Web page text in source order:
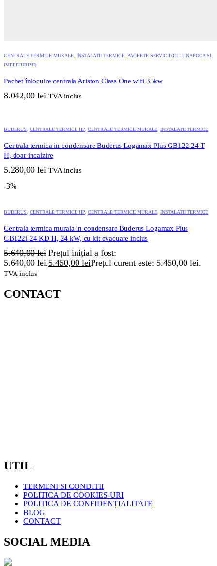
CENTRALE TERMICE MURALE INSTALATII TERMICE PACHETE SERVICII (CLUJ-NAPOCA SI
IMPREJURIMI)
Pachet înlocuire centrala Ariston Class One wifi 35kw
8.042,00 lei TVA inclus
BUDERUS CENTRALE TERMICE HP CENTRALE TERMICE MURALE INSTALATII TERMICE
Centrala termica in condensare Buderus Logamax Plus GB122 24 T
H, doar incalzire
5.280,00 lei TVA inclus
-3%
BUDERUS CENTRALE TERMICE HP CENTRALE TERMICE MURALE INSTALATII TERMICE
Centrala termica murala in condensare Buderus Logamax Plus
GB122i-24 KD H, 24 kW, cu kit evacuare inclus
5.640,00lei Prețul inițial a fost:
5.640,00 lei.5.450,00 leiPrețul curent este: 5.450,00 lei.
TVA inclus
CONTACT
UTIL
TERMENI SI CONDITII
POLITICA DE COOKIES-URI
POLITICA DE CONFIDENȚIALITATE
BLOG
CONTACT
SOCIAL MEDIA